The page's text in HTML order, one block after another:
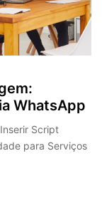
WhatsApp
Script
para Serviços